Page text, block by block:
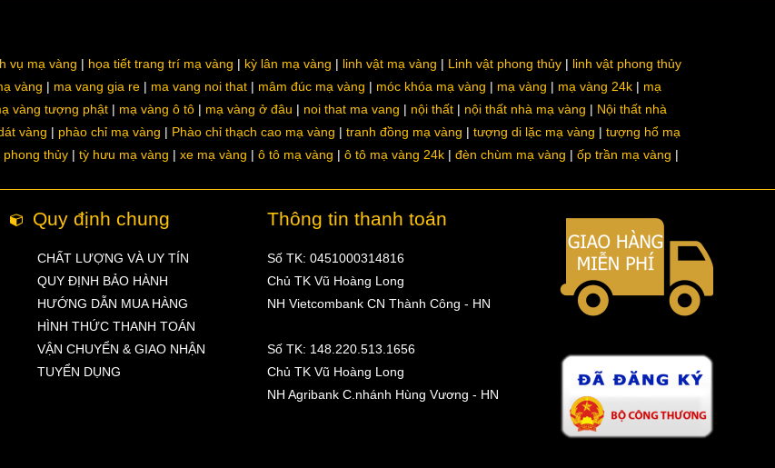
vụ mạ vàng họa tiết trang trí mạ vàng kỳ lân mạ vàng linh vật mạ vàng Linh vật phong thủy
linh vật phong thủy
vàng ma vang gia re ma vang noi that mâm đúc mạ vàng móc khóa mạ vàng mạ vàng mạ vàng 24k
mạ
vàng tượng phật mạ vàng ô tô mạ vàng ở đâu noi that ma vang nội thất nội thất nhà mạ vàng
Nội thất nhà
vàng phào chỉ mạ vàng Phào chỉ thạch cao mạ vàng tranh đồng mạ vàng tượng di lặc mạ vàng
tượng hổ mạ
thủy tỳ hưu mạ vàng xe mạ vàng ô tô mạ vàng ô tô mạ vàng 24k đèn chùm mạ vàng ốp trần mạ vàng
Quy định chung
CHẤT LƯỢNG VÀ UY TÍN
QUY ĐỊNH BẢO HÀNH
HƯỚNG DẪN MUA HÀNG
HÌNH THỨC THANH TOÁN
VẬN CHUYỂN & GIAO NHẬN
TUYỂN DỤNG
Thông tin thanh toán
Số TK: 0451000314816
Chủ TK Vũ Hoàng Long
NH Vietcombank CN Thành Công - HN
Số TK: 148.220.513.1656
Chủ TK Vũ Hoàng Long
NH Agribank C.nhánh Hùng Vương - HN